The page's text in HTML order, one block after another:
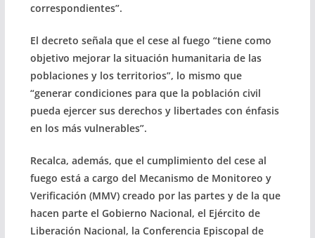
correspondientes”.
El decreto señala que el cese al fuego “tiene como
objetivo mejorar la situación humanitaria de las
poblaciones y los territorios”, lo mismo que
“generar condiciones para que la población civil
pueda ejercer sus derechos y libertades con énfasis
en los más vulnerables”.
Recalca, además, que el cumplimiento del cese al
fuego está a cargo del Mecanismo de Monitoreo y
Verificación (MMV) creado por las partes y de la que
hacen parte el Gobierno Nacional, el Ejército de
Liberación Nacional, la Conferencia Episcopal de